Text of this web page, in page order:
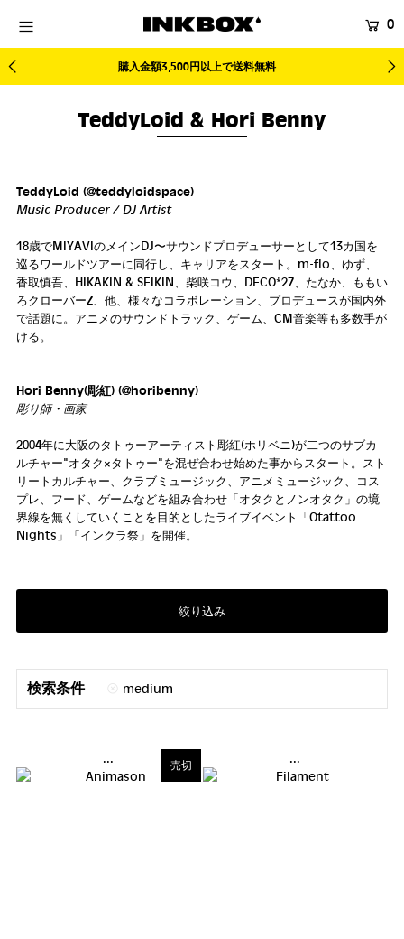
0
購入金額3,500円以上で送料無料
TeddyLoid & Hori Benny
TeddyLoid (@teddyloidspace)
Music Producer / DJ Artist
18歳でMIYAVIのメインDJ〜サウンドプロデューサーとして13カ国を
巡るワールドツアーに同行し、キャリアをスタート。m-flo、ゆず、
香取慎吾、HIKAKIN & SEIKIN、柴咲コウ、DECO*27、たなか、ももい
ろクローバーZ、他、様々なコラボレーション、プロデュースが国内外
で話題に。アニメのサウンドトラック、ゲーム、CM音楽等も多数手が
ける。
Hori Benny(彫紅) (@horibenny)
彫り師・画家
2004年に大阪のタトゥーアーティスト彫紅(ホリベニ)が二つのサブカ
ルチャー"オタク×タトゥー"を混ぜ合わせ始めた事からスタート。スト
リートカルチャー、クラブミュージック、アニメミュージック、コス
プレ、フード、ゲームなどを組み合わせ「オタクとノンオタク」の境
界線を無くしていくことを目的としたライブイベント「Otattoo
Nights」「インクラ祭」を開催。
絞り込み
検索条件 medium
売切
... ...
HOME
SALES
登録する